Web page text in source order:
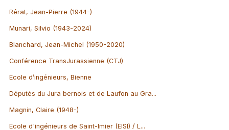
Rérat, Jean-Pierre (1944-)
Munari, Silvio (1943-2024)
Blanchard, Jean-Michel (1950-2020)
Conférence TransJurassienne (CTJ)
Ecole d’ingénieurs, Bienne
Députés du Jura bernois et de Laufon au Gra...
Magnin, Claire (1948-)
Ecole d'ingénieurs de Saint-Imier (EISI) / L...